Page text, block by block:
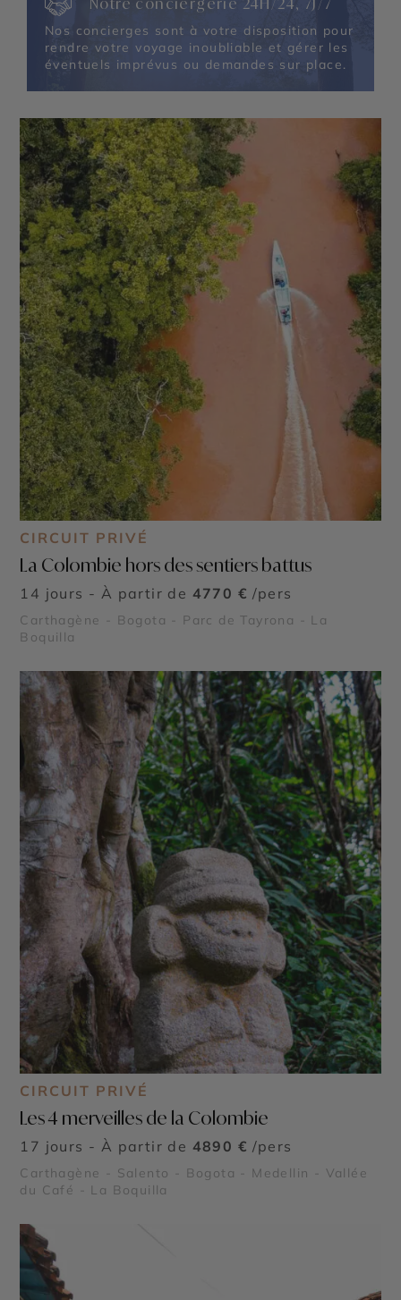
Notre conciergerie 24H/24, 7J/7
Nos concierges sont à votre disposition pour
rendre votre voyage inoubliable et gérer les
éventuels imprévus ou demandes sur place.
CIRCUIT PRIVÉ
La Colombie hors des sentiers battus
14 jours - À partir de 4770 € /pers
Carthagène - Bogota - Parc de Tayrona - La
Boquilla
CIRCUIT PRIVÉ
Les 4 merveilles de la Colombie
17 jours - À partir de 4890 € /pers
Carthagène - Salento - Bogota - Medellin - Vallée
du Café - La Boquilla